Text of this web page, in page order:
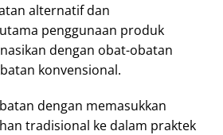
alternatif dan
penggunaan produk
dengan obat-obatan
konvensional.
dengan memasukkan
tradisional ke dalam praktek